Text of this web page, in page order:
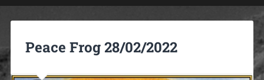
Peace Frog 28/02/2022